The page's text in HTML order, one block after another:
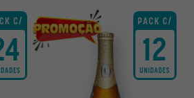
C/ PACK C/
12
UNIDADES